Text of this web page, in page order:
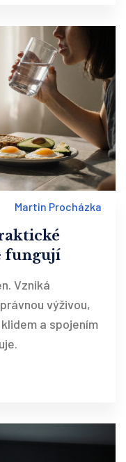
Martin Procházka
fungují
Vzniká
výživou,
a spojením